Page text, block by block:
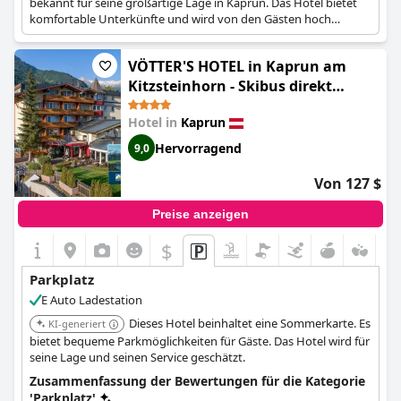
komfortable Unterkünfte und wird von den Gästen hoch
geschätzt.
VÖTTER'S HOTEL in Kaprun am
Kitzsteinhorn - Skibus direkt
(VÖTTER'S HOTEL in Kaprun -
including Summer Card)
Hotel in Kaprun
9,0 Hervorragend
Von 127 $
Preise anzeigen
$
Parkplatz
E Auto Ladestation
KI-generiert
Dieses Hotel beinhaltet eine Sommerkarte. Es
bietet bequeme Parkmöglichkeiten für Gäste. Das Hotel wird für
seine Lage und seinen Service geschätzt.
Zusammenfassung der Bewertungen für die Kategorie